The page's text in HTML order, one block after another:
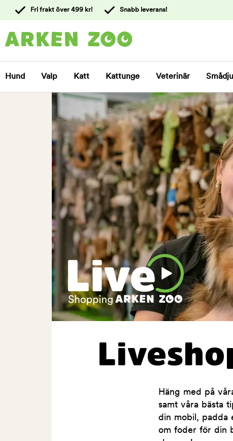
kundtjänst
Fri frakt över 499 kr! Snabb leverans!
Hund Valp Katt Kattunge Veterinär
Häng med på
samt våra bästa
din mobil, padda
om foder för din